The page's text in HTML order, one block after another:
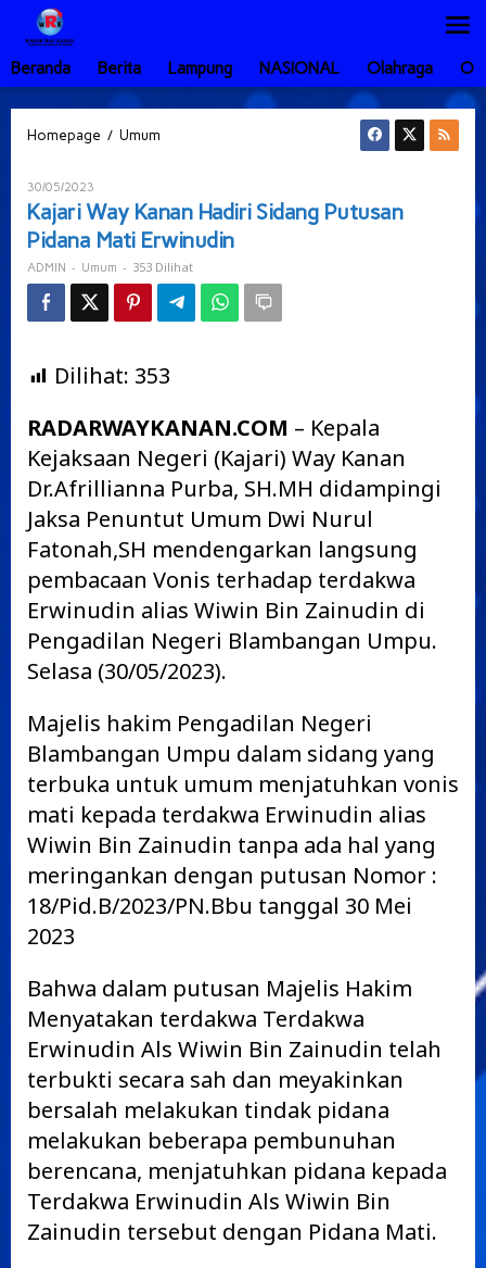
Lewati
konten
Beranda
Berita Lampung NASIONAL Olahraga
Homepage / Umum
Sidang
Putusan
Mati
Erwinudin
30/05/2023
ADMIN
Kajari Way Kanan Hadiri Sidang Putusan
Pidana Mati Erwinudin
ADMIN - Umum - 353 Dilihat
Dilihat: 353
RADARWAYKANAN.COM – Kepala
Kejaksaan Negeri (Kajari) Way Kanan
Dr.Afrillianna Purba, SH.MH didampingi
Jaksa Penuntut Umum Dwi Nurul
Fatonah,SH mendengarkan langsung
pembacaan Vonis terhadap terdakwa
Erwinudin alias Wiwin Bin Zainudin di
Pengadilan Negeri Blambangan Umpu.
Selasa (30/05/2023).
Majelis hakim Pengadilan Negeri
Blambangan Umpu dalam sidang yang
terbuka untuk umum menjatuhkan vonis
mati kepada terdakwa Erwinudin alias
Wiwin Bin Zainudin tanpa ada hal yang
meringankan dengan putusan Nomor :
18/Pid.B/2023/PN.Bbu tanggal 30 Mei
2023
Bahwa dalam putusan Majelis Hakim
Menyatakan terdakwa Terdakwa
Erwinudin Als Wiwin Bin Zainudin telah
terbukti secara sah dan meyakinkan
bersalah melakukan tindak pidana
melakukan beberapa pembunuhan
berencana, menjatuhkan pidana kepada
Terdakwa Erwinudin Als Wiwin Bin
Zainudin tersebut dengan Pidana Mati.